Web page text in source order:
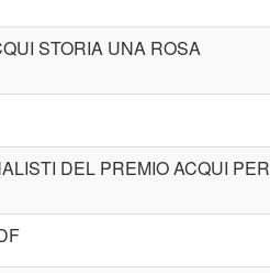
STORIA UNA ROSA
DEL PREMIO ACQUI PER